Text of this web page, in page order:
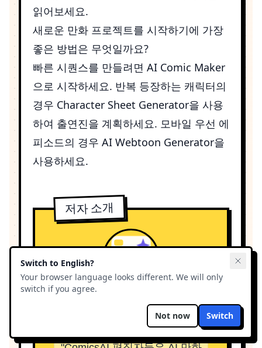
읽어보세요.
새로운 만화 프로젝트를 시작하기에 가장
좋은 방법은 무엇일까요?
빠른 시퀀스를 만들려면 AI Comic Maker
으로 시작하세요. 반복 등장하는 캐릭터의
경우 Character Sheet Generator을 사용
하여 출연진을 계획하세요. 모바일 우선 에
피소드의 경우 AI Webtoon Generator을
사용하세요.
저자 소개
ComicsAI Editorial Team
Editorial Team
Switch to English?
Your browser language looks different. We will only
switch if you agree.
Not now Switch